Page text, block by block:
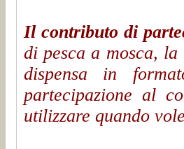
Il contributo di
di pesca a mosca,
dispensa in
partecipazione al
utilizzare quando